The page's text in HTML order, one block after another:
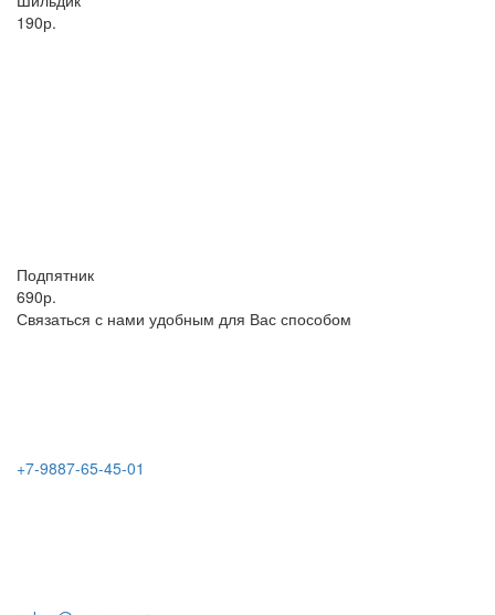
190р.
Подпятник
690р.
Связаться с нами удобным для Вас способом
+7-9887-65-45-01